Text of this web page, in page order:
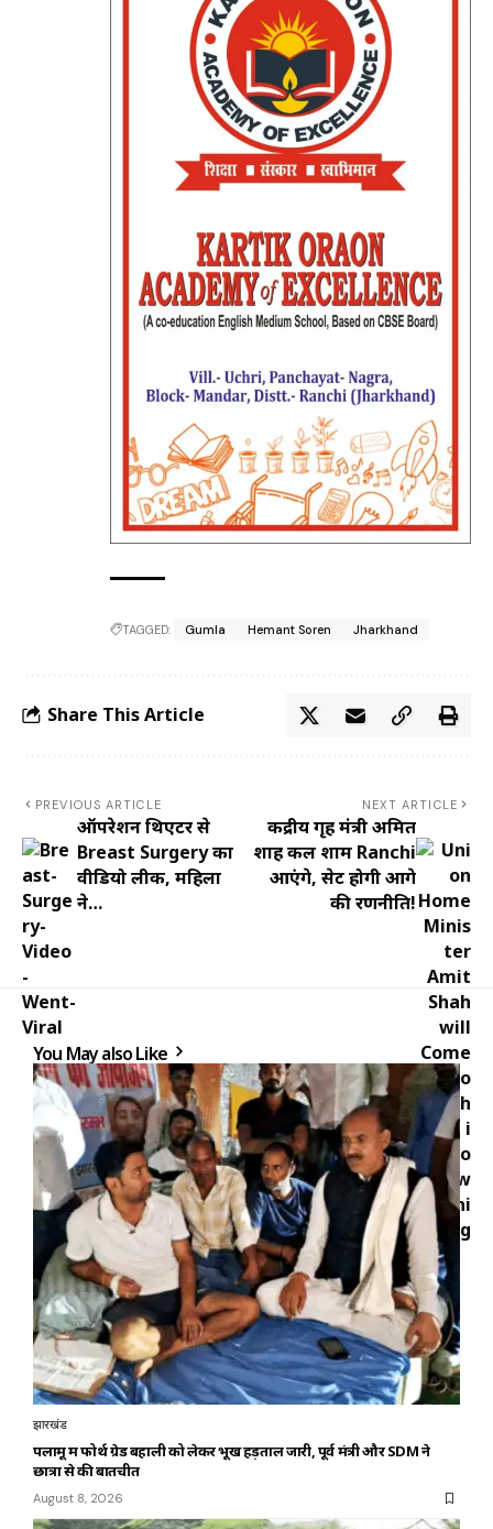
TAGGED: Gumla Hemant Soren Jharkhand
Share This Article
PREVIOUS ARTICLE
ऑपरेशन थिएटर से
Breast Surgery का
वीडियो लीक, महिला
ने…
NEXT ARTICLE
केंद्रीय गृह मंत्री अमित
शाह कल शाम Ranchi
आएंगे, सेट होगी आगे
की रणनीति!
You May also Like
झारखंड
पलामू में फोर्थ ग्रेड बहाली को लेकर भूख हड़ताल जारी, पूर्व मंत्री और SDM ने
छात्रों से की बातचीत
August 8, 2026